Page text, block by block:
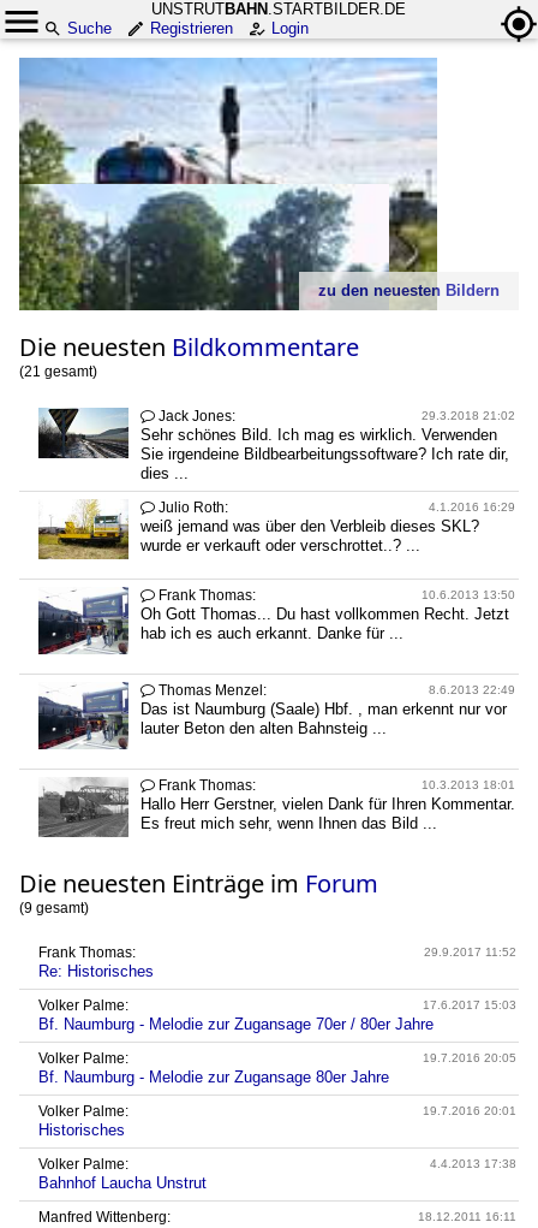
UNSTRUTBAHN .STARTBILDER.DE
Suche
Registrieren Login
zu den neuesten Bildern
Die neuesten Bildkommentare
(21 gesamt)
29.3.2018 21:02
 Jack Jones:
Sehr schönes Bild. Ich mag es wirklich. Verwenden
Sie irgendeine Bildbearbeitungssoftware? Ich rate dir,
dies ...
4.1.2016 16:29
 Julio Roth:
weiß jemand was über den Verbleib dieses SKL?
wurde er verkauft oder verschrottet..? ...
10.6.2013 13:50
 Frank Thomas:
Oh Gott Thomas... Du hast vollkommen Recht. Jetzt
hab ich es auch erkannt. Danke für ...
8.6.2013 22:49
 Thomas Menzel:
Das ist Naumburg (Saale) Hbf. , man erkennt nur vor
lauter Beton den alten Bahnsteig ...
10.3.2013 18:01
 Frank Thomas:
Hallo Herr Gerstner, vielen Dank für Ihren Kommentar.
Es freut mich sehr, wenn Ihnen das Bild ...
Die neuesten Einträge im Forum
(9 gesamt)
29.9.2017 11:52
Frank Thomas:
Re: Historisches
17.6.2017 15:03
Volker Palme:
Bf. Naumburg - Melodie zur Zugansage 70er / 80er Jahre
19.7.2016 20:05
Volker Palme:
Bf. Naumburg - Melodie zur Zugansage 80er Jahre
19.7.2016 20:01
Volker Palme:
Historisches
4.4.2013 17:38
Volker Palme:
Bahnhof Laucha Unstrut
18.12.2011 16:11
Manfred Wittenberg: